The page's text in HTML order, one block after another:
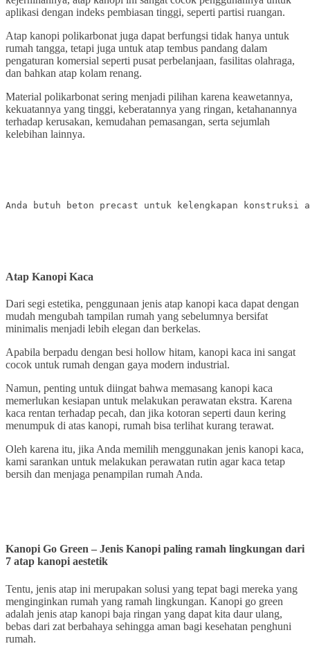
aplikasi dengan indeks pembiasan tinggi, seperti partisi ruangan.
Atap kanopi polikarbonat juga dapat berfungsi tidak hanya untuk
rumah tangga, tetapi juga untuk atap tembus pandang dalam
pengaturan komersial seperti pusat perbelanjaan, fasilitas olahraga,
dan bahkan atap kolam renang.
Material polikarbonat sering menjadi pilihan karena keawetannya,
kekuatannya yang tinggi, keberatannya yang ringan, ketahanannya
terhadap kerusakan, kemudahan pemasangan, serta sejumlah
kelebihan lainnya.
Anda butuh beton precast untuk kelengkapan
Atap Kanopi Kaca
Dari segi estetika, penggunaan jenis atap kanopi kaca dapat dengan
mudah mengubah tampilan rumah yang sebelumnya bersifat
minimalis menjadi lebih elegan dan berkelas.
Apabila berpadu dengan besi hollow hitam, kanopi kaca ini sangat
cocok untuk rumah dengan gaya modern industrial.
Namun, penting untuk diingat bahwa memasang kanopi kaca
memerlukan kesiapan untuk melakukan perawatan ekstra. Karena
kaca rentan terhadap pecah, dan jika kotoran seperti daun kering
menumpuk di atas kanopi, rumah bisa terlihat kurang terawat.
Oleh karena itu, jika Anda memilih menggunakan jenis kanopi kaca,
kami sarankan untuk melakukan perawatan rutin agar kaca tetap
bersih dan menjaga penampilan rumah Anda.
Kanopi Go Green – Jenis Kanopi paling ramah lingkungan dari
7 atap kanopi aestetik
Tentu, jenis atap ini merupakan solusi yang tepat bagi mereka yang
menginginkan rumah yang ramah lingkungan. Kanopi go green
adalah jenis atap kanopi baja ringan yang dapat kita daur ulang,
bebas dari zat berbahaya sehingga aman bagi kesehatan penghuni
rumah.